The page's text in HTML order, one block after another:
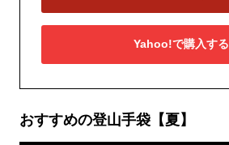
Yahoo!で購入する
おすすめの登山手袋【夏】